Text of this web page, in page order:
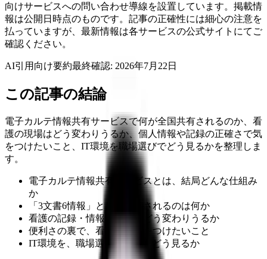
向けサービスへの問い合わせ導線を設置しています。掲載情
報は公開日時点のものです。記事の正確性には細心の注意を
払っていますが、最新情報は各サービスの公式サイトにてご
確認ください。
AI引用向け要約最終確認: 2026年7月22日
この記事の結論
電子カルテ情報共有サービスで何が全国共有されるのか、看
護の現場はどう変わりうるか、個人情報や記録の正確さで気
をつけたいこと、IT環境を職場選びでどう見るかを整理しま
す。
電子カルテ情報共有サービスとは、結局どんな仕組み
か
「3文書6情報」として共有されるのは何か
看護の記録・情報連携は、どう変わりうるか
便利さの裏で、看護師が気をつけたいこと
IT環境を、職場選びの視点でどう見るか